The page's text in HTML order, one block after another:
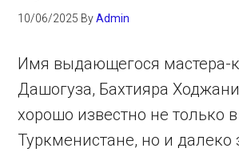
10/06/2025 ByAdmin
Имя выдающегося мастера-
Дашогуза, Бахтияра
хорошо известно не только в
Туркменистане, но и далеко